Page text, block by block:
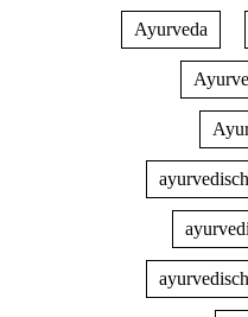
Ayurveda